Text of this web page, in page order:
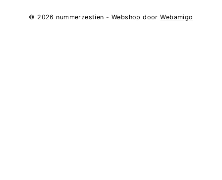
© 2026 nummerzestien - Webshop doorWebamigo